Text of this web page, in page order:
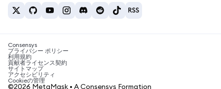
お問い合わせ
ETH→USDT
USDTの購入
SHIBの購入
BNBの購入
税制関連ニュース
暗号資産の購入方法は？
ビットコインを売るには？
Consensys
プライバシー ポリシー
利用規約
貢献者ライセンス契約
サイトマップ
アクセシビリティ
Cookieの管理
©2026 MetaMask • A Consensys Formation